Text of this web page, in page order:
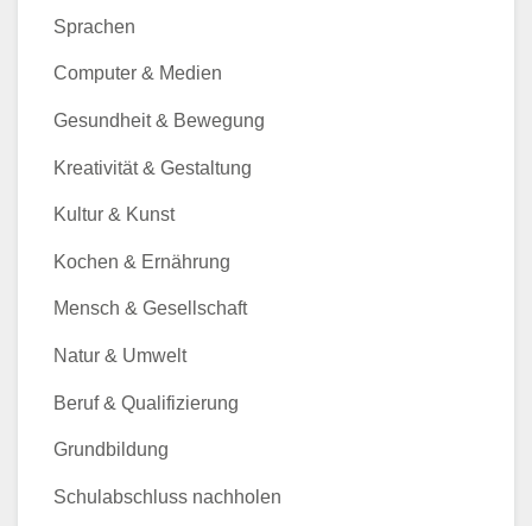
Sprachen
Computer & Medien
Gesundheit & Bewegung
Kreativität & Gestaltung
Kultur & Kunst
Kochen & Ernährung
Mensch & Gesellschaft
Natur & Umwelt
Beruf & Qualifizierung
Grundbildung
Schulabschluss nachholen